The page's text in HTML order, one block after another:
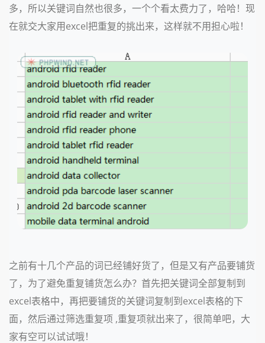
多，所以关键词自然也很多，一个个看太费力了，哈哈！现
在就交大家用excel把重复的挑出来，这样就不用担心啦！
之前有十几个产品的词已经铺好货了，但是又有产品要铺货
了，为了避免重复铺货怎么办？首先把关键词全部复制到
excel表格中，再把要铺货的关键词复制到excel表格的下
面，然后通过筛选重复项 ,重复项就出来了，很简单吧，大
家有空可以试试哦！